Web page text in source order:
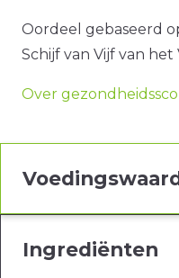
Oordeel gebaseerd
Schijf van Vijf van
Over
Ingrediënten